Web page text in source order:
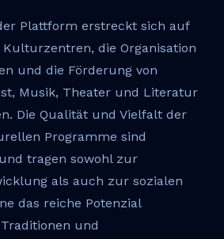
Plattform erstreckt sich auf
die Organisation
und die Förderung von
Musik, Theater und Literatur
Die Qualität und Vielfalt der
Programme sind
tragen sowohl zur
als auch zur sozialen
das reiche Potenzial
und